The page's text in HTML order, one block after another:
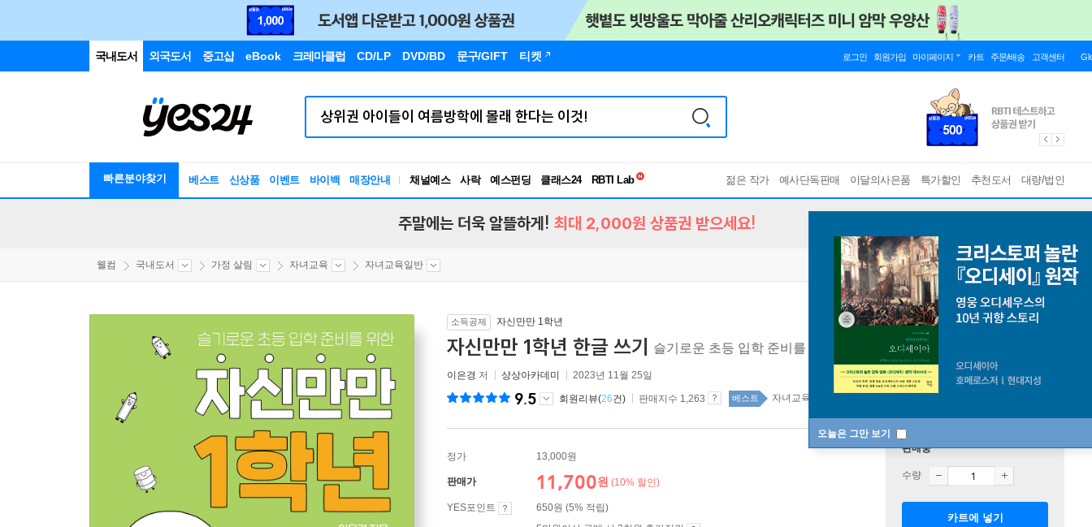
국내도서 외국도서 중고샵 eBook 크레마클럽 CD/LP DVD/BD 문구/GIFT 티켓 로그인 회원가입 마이페이지 카트 주문/배송 고객센터
빠른분야찾기 베스트 신상품 이벤트 바이백 매장안내 채널예스 사락 예스펀딩 클래스24
RBTI Lab
독서유형검사
젊은 작가 예사단독판매 이달의사은품 특가할인 추천도서 대량/법인
오늘은 그만 보기
주말에는 더욱 알뜰하게! 최대 2,000원 상품권 받으세요!
웰컴 국내도서 가정 살림 자녀교육 자녀교육일반
소득공제 자신만만 1학년
자신만만 1학년 한글 쓰기 슬기로운 초등 입학 준비를 위한
이은경 저 상상아카데미 2023년 11월 25일
9.5 회원리뷰(26건) 판매지수 1,263 베스트 자녀교육 top100 4주
정가 13,000원
판매가 11,700원 (10% 할인)
YES포인트
650원 (5% 적립)
판매중
수량
카트에 넣기